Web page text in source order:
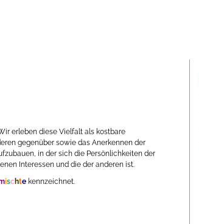
erleben diese Vielfalt als kostbare
gegenüber sowie das Anerkennen der
in der sich die Persönlichkeiten der
Interessen und die der anderen ist.
isc htekennzeichnet.